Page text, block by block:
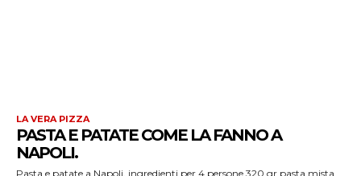
LA VERA PIZZA
PASTA E PATATE COME LA FANNO A
NAPOLI.
Pasta e patate a Napoli. ingredienti per 4 persone 320 gr pasta mista